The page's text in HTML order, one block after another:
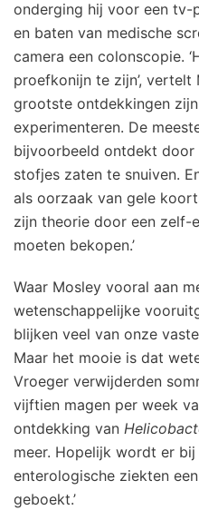
onderging hij voor een tv-
en baten van medische
camera een colonscopie.
proefkonijn te zijn’, vertelt
grootste ontdekkingen
experimenteren. De
bijvoorbeeld ontdekt door
stofjes zaten te snuiven.
als oorzaak van gele
zijn theorie door een zelf-
moeten bekopen.’
Waar Mosley vooral aan
wetenschappelijke
blijken veel van onze
Maar het mooie is dat
Vroeger verwijderden
vijftien magen per week
ontdekking van
meer. Hopelijk wordt er
enterologische ziekten
geboekt.’